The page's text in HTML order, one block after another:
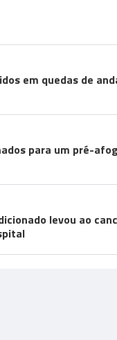
em quedas de
para um pré-
levou ao